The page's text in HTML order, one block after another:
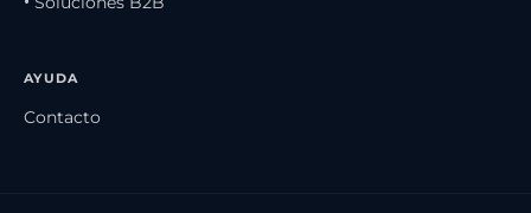
AYUDA
Contacto